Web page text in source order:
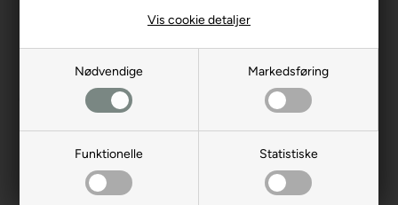
Nødvendige Markedsføring
Funktionelle Statistiske
Vis cookie detaljer